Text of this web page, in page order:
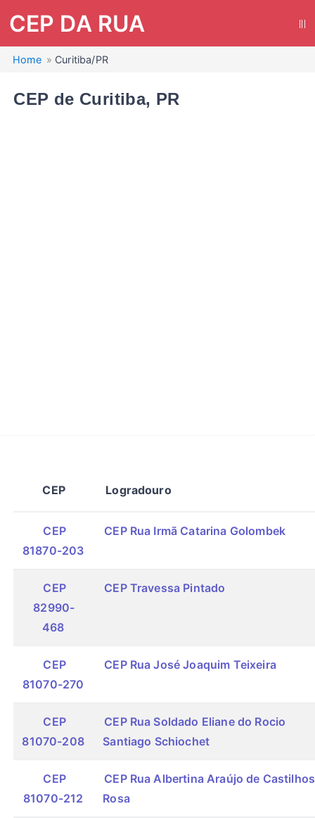
CEP DA RUA
Home Curitiba/PR
CEP de Curitiba, PR
CEP Logradouro
CEP
81870-203
CEP Rua Irmã Catarina Golombek
CEP
82990-
468
CEP Travessa Pintado
CEP
81070-270
CEP Rua José Joaquim Teixeira
CEP
81070-208
CEP Rua Soldado Eliane do Rocio
Santiago Schiochet
CEP
81070-212
CEP Rua Albertina Araújo de Castilhos
Rosa